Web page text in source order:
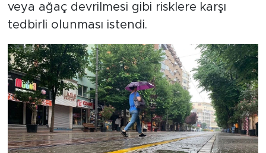
veya ağaç devrilmesi gibi risklere karşı
tedbirli olunması istendi.